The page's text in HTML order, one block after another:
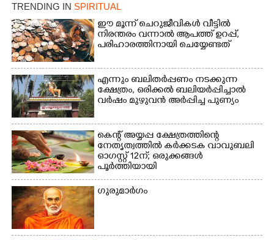
TRENDING IN SPIRITUAL
ഈ മൂന്ന് ചെറുജീവികൾ വീട്ടിൽ
നിരന്തരം വന്നാൽ ആപത്ത് ഉറപ്പ്,​
പരിഹാരത്തിനായി ചെയ്യേണ്ടത്
എന്നും ബലിതർപ്പണം നടക്കുന്ന
ക്ഷേത്രം,​ ഒരിക്കൽ ബലിയർപ്പിച്ചാൽ
വർഷം മുഴുവൻ അർപ്പിച്ച പുണ്യം
കെന്റ് അയ്യപ്പ ക്ഷേത്രത്തിന്റെ
നേതൃത്വത്തിൽ കർക്കടക വാവുബലി
ഓഗസ്റ്റ് 12ന്; ഒരുക്കങ്ങൾ
പൂർത്തിയായി
ഗുരുമാർഗം